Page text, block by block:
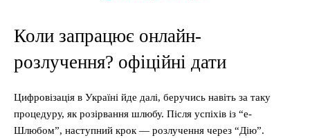
Коли запрацює онлайн-
розлучення? офіційні дати
Цифровізація в Україні йде далі, беручись навіть за таку
процедуру, як розірвання шлюбу. Після успіхів із “е-
Шлюбом”, наступний крок — розлучення через “Дію”.